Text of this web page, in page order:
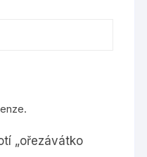
„ořezávátko